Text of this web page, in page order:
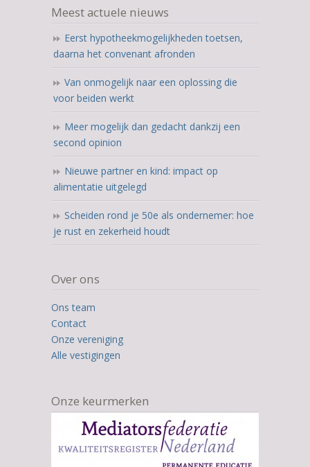
ratings
Meest actuele nieuws
Eerst hypotheekmogelijkheden toetsen,
daarna het convenant afronden
Van onmogelijk naar een oplossing die
voor beiden werkt
Meer mogelijk dan gedacht dankzij een
second opinion
Nieuwe partner en kind: impact op
alimentatie uitgelegd
Scheiden rond je 50e als ondernemer: hoe
je rust en zekerheid houdt
Over ons
Ons team
Contact
Onze vereniging
Alle vestigingen
Onze keurmerken